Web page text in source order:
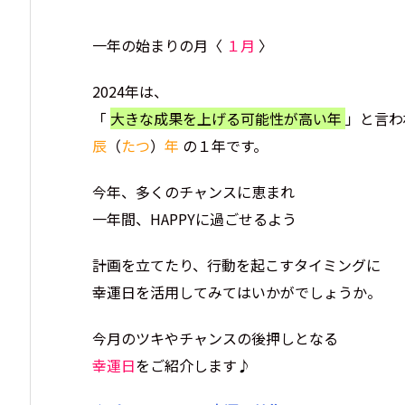
一年の始まりの月〈 １月 〉
2024年は、
「 大きな成果を上げる可能性が高い年 」と言
辰 （たつ） 年 の１年です。
今年、多くのチャンスに恵まれ
一年間、HAPPYに過ごせるよう
計画を立てたり、行動を起こすタイミングに
幸運日を活用してみてはいかがでしょうか。
今月のツキやチャンスの後押しとなる
幸運日をご紹介します♪